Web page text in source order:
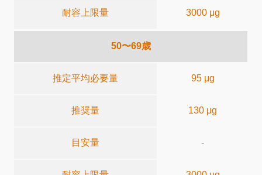
耐容上限量 3000 μg
50〜69歳
推定平均必要量 95 μg
推奨量 130 μg
目安量 -